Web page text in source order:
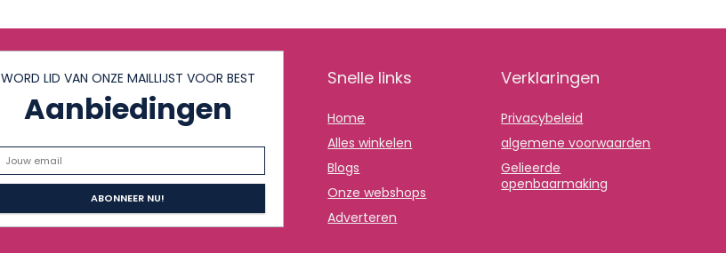
WORD LID VAN ONZE MAILLIJST VOOR BEST
Aanbiedingen
Snelle links
Home
Alles winkelen
Blogs
Onze webshops
Adverteren
Verklaringen
Privacybeleid
algemene voorwaarden
Gelieerde
openbaarmaking